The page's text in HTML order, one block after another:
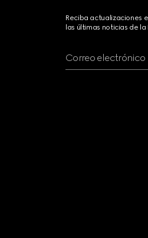
Reciba actualizaciones
las últimas noticias de la
Correo electrónico